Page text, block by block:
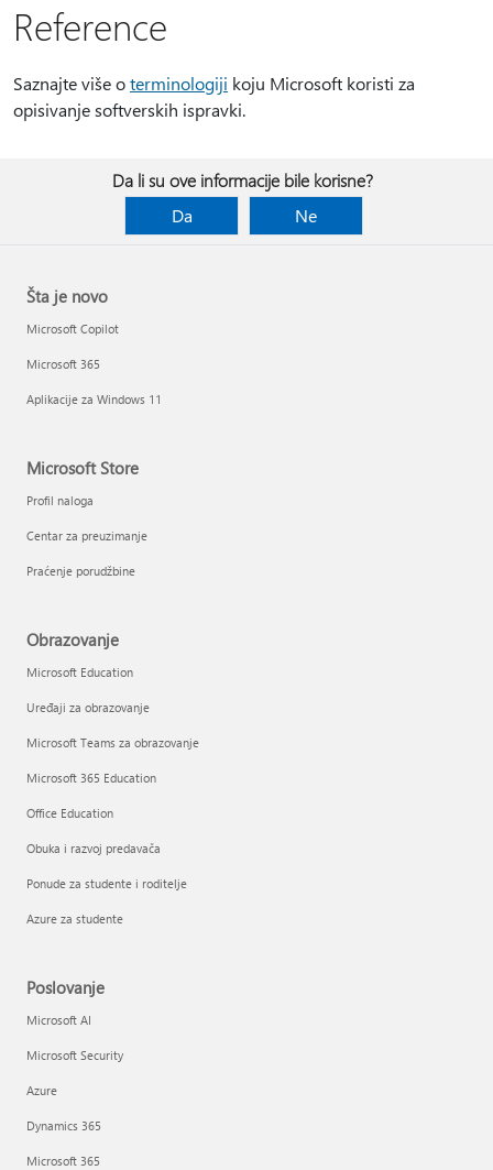
Reference
Saznajte više oterminologiji koju Microsoft koristi za
opisivanje softverskih ispravki.
Da li su ove informacije bile korisne?
Da
Ne
Šta je novo
Microsoft Copilot
Microsoft 365
Aplikacije za Windows 11
Microsoft Store
Profil naloga
Centar za preuzimanje
Praćenje porudžbine
Obrazovanje
Microsoft Education
Uređaji za obrazovanje
Microsoft Teams za obrazovanje
Microsoft 365 Education
Office Education
Obuka i razvoj predavača
Ponude za studente i roditelje
Azure za studente
Poslovanje
Microsoft AI
Microsoft Security
Azure
Dynamics 365
Microsoft 365